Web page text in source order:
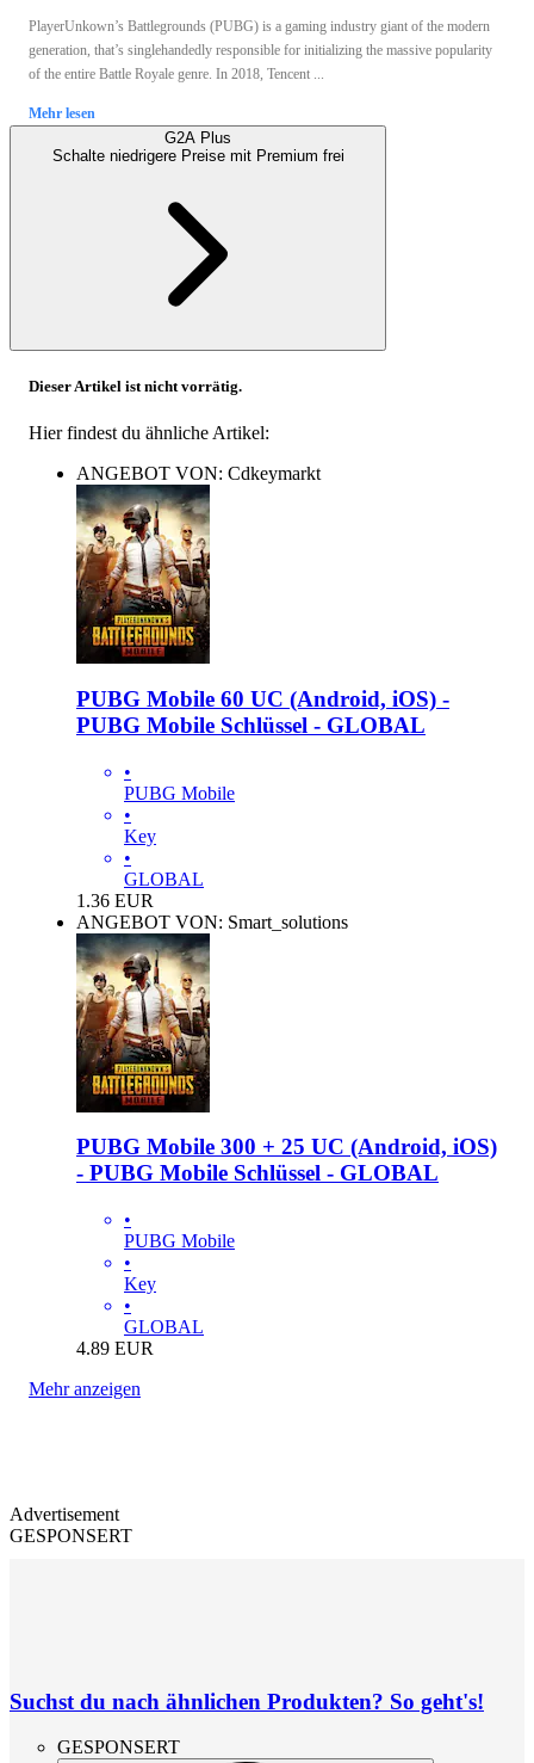
PlayerUnkown’s Battlegrounds (PUBG) is a gaming industry giant of the modern
generation, that’s singlehandedly responsible for initializing the massive popularity
of the entire Battle Royale genre. In 2018, Tencent ...
Mehr lesen
G2A Plus
Schalte niedrigere Preise mit Premium frei
Dieser Artikel ist nicht vorrätig.
Hier findest du ähnliche Artikel:
ANGEBOT VON: Cdkeymarkt
PUBG Mobile 60 UC (Android, iOS) -
PUBG Mobile Schlüssel - GLOBAL
•
PUBG Mobile
•
Key
•
GLOBAL
1.36 EUR
ANGEBOT VON: Smart_solutions
PUBG Mobile 300 + 25 UC (Android, iOS)
- PUBG Mobile Schlüssel - GLOBAL
•
PUBG Mobile
•
Key
•
GLOBAL
4.89 EUR
Mehr anzeigen
Advertisement
GESPONSERT
Suchst du nach ähnlichen Produkten? So geht's!
GESPONSERT